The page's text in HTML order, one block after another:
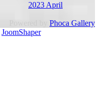
2023 April
Phoca Gallery
JoomShaper